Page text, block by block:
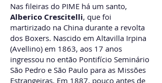
Nas fileiras do PIME há um santo,
Alberico Crescitelli, que foi
martirizado na China durante a revolta
dos Boxers. Nascido em Altavilla Irpina
(Avellino) em 1863, aos 17 anos
ingressou no então Pontifício Seminário
São Pedro e São Paulo para as Missões
Estrangeiras. Em 1887, pouco antes de